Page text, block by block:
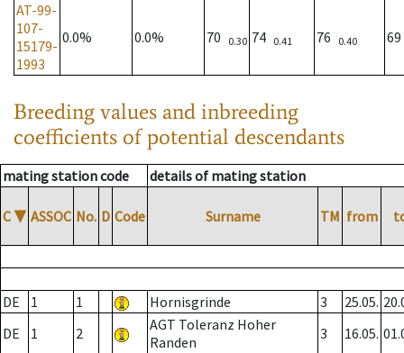
AT-99-
107-
15179-
1993
0.0% 0.0% 70 0.30 74 0.41 76 0.40
Breeding values and inbreeding
coefficients of potential descendants
mating station code details of mating station
C ▼ ASSOC No. D Code Surname TM from
DE 1 1 Hornisgrinde 3 25.05.
DE
1 2
AGT Toleranz Hoher
Randen
3 16.05.